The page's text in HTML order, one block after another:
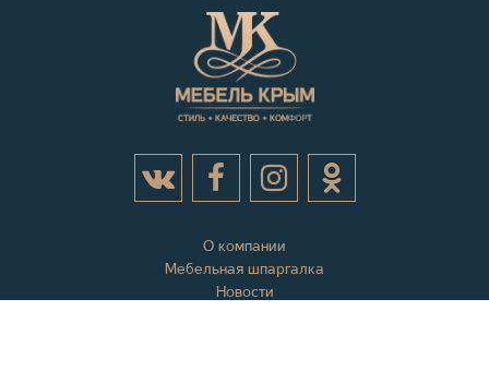
О компании
Мебельная шпаргалка
Новости